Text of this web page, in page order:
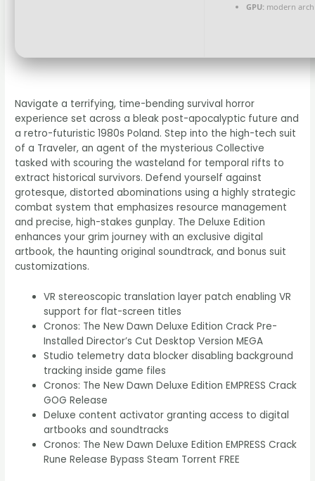
GPU: modern
Navigate a terrifying, time-bending survival horror
experience set across a bleak post-apocalyptic future and
a retro-futuristic 1980s Poland. Step into the high-tech suit
of a Traveler, an agent of the mysterious Collective
tasked with scouring the wasteland for temporal rifts to
extract historical survivors. Defend yourself against
grotesque, distorted abominations using a highly strategic
combat system that emphasizes resource management
and precise, high-stakes gunplay. The Deluxe Edition
enhances your grim journey with an exclusive digital
artbook, the haunting original soundtrack, and bonus suit
customizations.
VR stereoscopic translation layer patch enabling VR
support for flat-screen titles
Cronos: The New Dawn Deluxe Edition Crack Pre-
Installed Director’s Cut Desktop Version MEGA
Studio telemetry data blocker disabling background
tracking inside game files
Cronos: The New Dawn Deluxe Edition EMPRESS Crack
GOG Release
Deluxe content activator granting access to digital
artbooks and soundtracks
Cronos: The New Dawn Deluxe Edition EMPRESS Crack
Rune Release Bypass Steam Torrent FREE